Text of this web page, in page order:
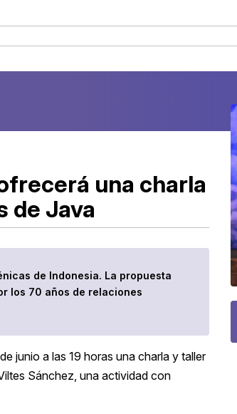
una charla
de Java
de Indonesia. La propuesta
los 70 años de relaciones
junio a las 19 horas una charla y taller
Sánchez, una actividad con